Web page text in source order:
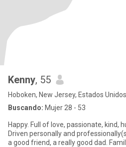
Kenny, 55
Hoboken, New Jersey, Estados Unidos
Buscando: Mujer 28 - 53
Happy. Full of love, passionate, kind,
Driven personally and
a good friend, a really good dad. Family is everything. Mendham